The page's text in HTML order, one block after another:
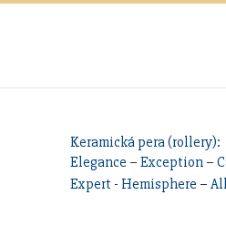
Keramická pera (rollery):
Elegance – Exception –
Expert - Hemisphere –